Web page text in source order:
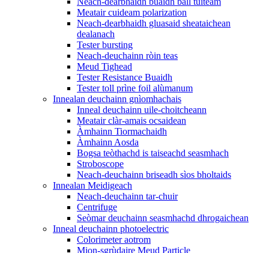
Meatair cuideam polarization
Neach-dearbhaidh gluasaid sheataichean
dealanach
Tester bursting
Neach-deuchainn ròin teas
Meud Tighead
Tester Resistance Buaidh
Tester toll prìne foil alùmanum
Innealan deuchainn gnìomhachais
Inneal deuchainn uile-choitcheann
Meatair clàr-amais ocsaidean
Àmhainn Tiormachaidh
Àmhainn Aosda
Bogsa teòthachd is taiseachd seasmhach
Stroboscope
Neach-deuchainn briseadh sìos bholtaids
Innealan Meidigeach
Neach-deuchainn tar-chuir
Centrifuge
Seòmar deuchainn seasmhachd dhrogaichean
Inneal deuchainn photoelectric
Colorimeter aotrom
Mion-sgrùdaire Meud Particle